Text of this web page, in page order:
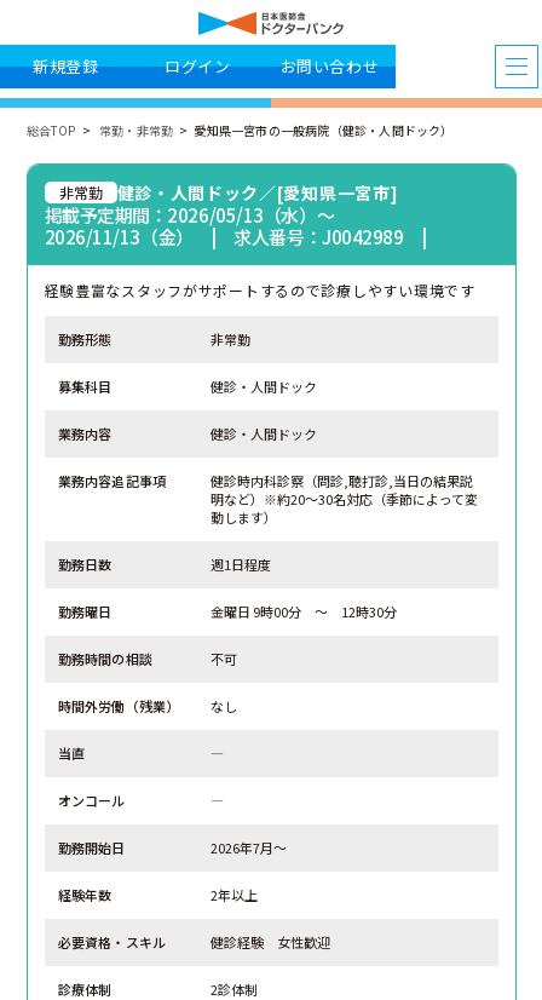
新規登録 ログイン お問い合わせ
総合TOP 常勤・非常勤 愛知県一宮市の一般病院（健診・人間ドック）
非常勤 健診・人間ドック／[愛知県一宮市]
掲載予定期間：2026/05/13（水）〜
2026/11/13（金） | 求人番号：J0042989 |
経験豊富なスタッフがサポートするので診療しやすい環境です
勤務形態 非常勤
募集科目 健診・人間ドック
業務内容 健診・人間ドック
業務内容追記事項
健診時内科診察（問診,聴打診,当日の結果説
明など）※約20～30名対応（季節によって変
動します）
勤務日数 週1日程度
勤務曜日 金曜日 9時00分 ～ 12時30分
勤務時間の相談 不可
時間外労働（残業） なし
当直 ―
オンコール ―
勤務開始日 2026年7月～
経験年数 2年以上
必要資格・スキル 健診経験 女性歓迎
診療体制 2診体制